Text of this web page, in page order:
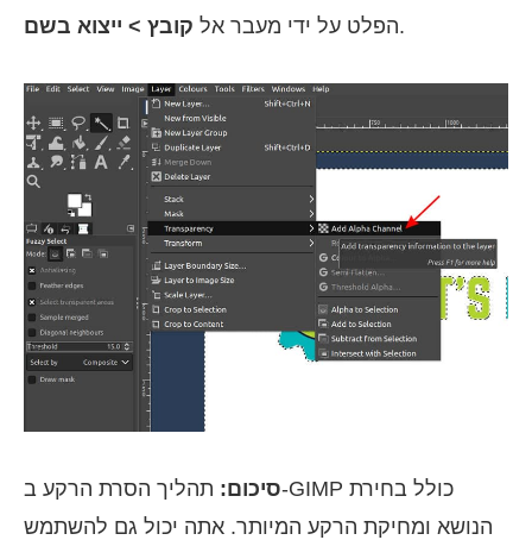
הפלט על ידי מעבר אל קובץ > ייצוא בשם .
סיכום: תהליך הסרת הרקע ב-GIMP כולל בחירת
הנושא ומחיקת הרקע המיותר. אתה יכול גם להשתמש